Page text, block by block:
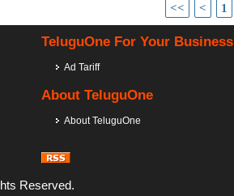
<< < 1
TeluguOne For Your Business
Ad Tariff
About TeluguOne
About TeluguOne
Reserved.